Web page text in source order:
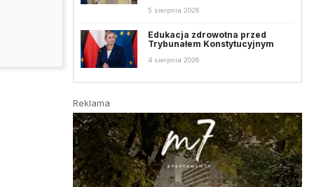
5 sierpnia 2026
Edukacja zdrowotna przed
Trybunałem Konstytucyjnym
4 sierpnia 2026
Reklama